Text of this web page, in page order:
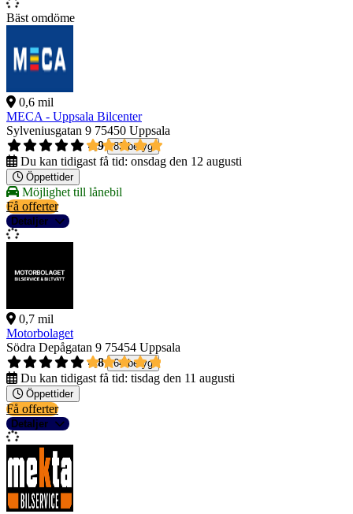
Bäst omdöme
0,6 mil
MECA - Uppsala Bilcenter
Sylveniusgatan 9 75450 Uppsala
4,9
83 betyg
Du kan tidigast få tid: onsdag den 12 augusti
Öppettider
Möjlighet till lånebil
Få offerter
Detaljer
0,7 mil
Motorbolaget
Södra Depågatan 9 75454 Uppsala
4,8
64 betyg
Du kan tidigast få tid: tisdag den 11 augusti
Öppettider
Få offerter
Detaljer